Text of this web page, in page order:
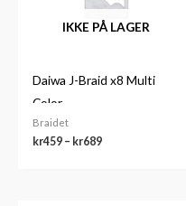
IKKE PÅ LAGER
Daiwa J-Braid x8 Multi
Color
Braidet
kr459 – kr689